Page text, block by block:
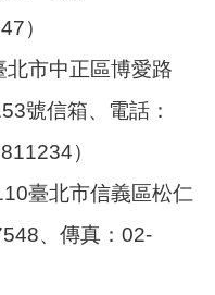
）
市中正區博愛路
號信箱、電話：
）
臺北市信義區松仁
、傳真：02-